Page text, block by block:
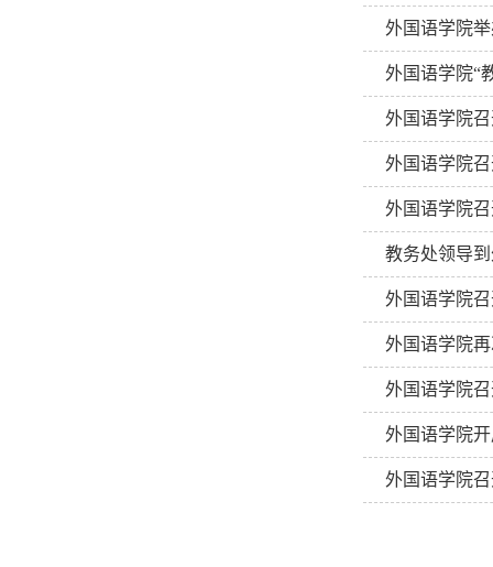
外国语学院
外国语学院“
外国语学院
外国语学院
外国语学院
教务处领导
外国语学院
外国语学院
外国语学院
外国语学院
外国语学院